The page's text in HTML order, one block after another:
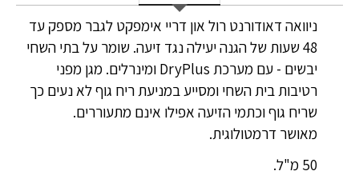
ניוואה דאודורנט רול און דריי אימפקט לגבר מספק עד
48 שעות של הגנה יעילה נגד זיעה. שומר על בתי השחי
יבשים - עם מערכת DryPlus ומינרלים. מגן מפני
רטיבות בית השחי ומסייע במניעת ריח גוף לא נעים כך
שריח גוף וכתמי הזיעה אפילו אינם מתעוררים.
מאושר דרמטולוגית.
50 מ"ל.